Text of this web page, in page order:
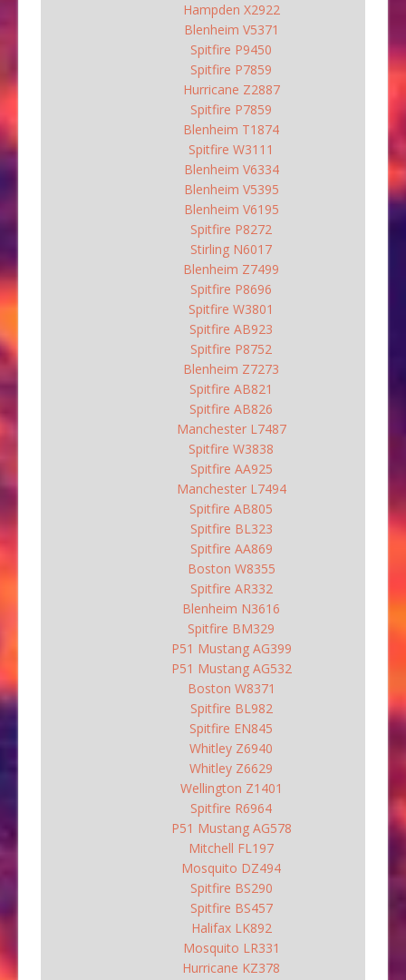
Hampden X2922
Blenheim V5371
Spitfire P9450
Spitfire P7859
Hurricane Z2887
Spitfire P7859
Blenheim T1874
Spitfire W3111
Blenheim V6334
Blenheim V5395
Blenheim V6195
Spitfire P8272
Stirling N6017
Blenheim Z7499
Spitfire P8696
Spitfire W3801
Spitfire AB923
Spitfire P8752
Blenheim Z7273
Spitfire AB821
Spitfire AB826
Manchester L7487
Spitfire W3838
Spitfire AA925
Manchester L7494
Spitfire AB805
Spitfire BL323
Spitfire AA869
Boston W8355
Spitfire AR332
Blenheim N3616
Spitfire BM329
P51 Mustang AG399
P51 Mustang AG532
Boston W8371
Spitfire BL982
Spitfire EN845
Whitley Z6940
Whitley Z6629
Wellington Z1401
Spitfire R6964
P51 Mustang AG578
Mitchell FL197
Mosquito DZ494
Spitfire BS290
Spitfire BS457
Halifax LK892
Mosquito LR331
Hurricane KZ378